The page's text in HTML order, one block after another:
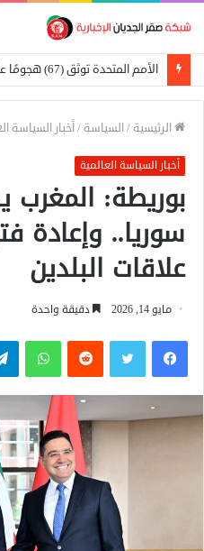
الأمم المتحدة توثق (67) هجومًا على المدارس في السودان
الرئيسية /السياسة /أخبار السياسة
أخبار السياسة العالمية
بوريطة: المغرب
سوريا.. وإعادة
علاقات البلدين
مايو 14, 2026 دقيقة واحدة
فيسبوكتويتر